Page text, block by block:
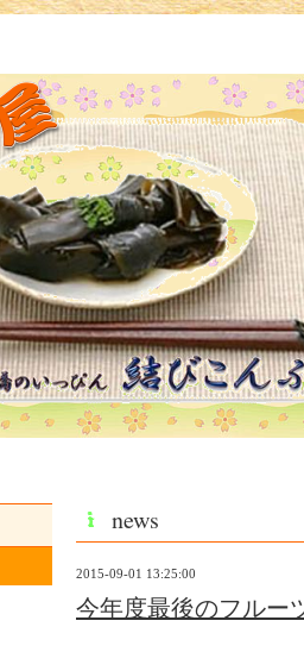
news
2015-09-01 13:25:00
今年度最後のフルー